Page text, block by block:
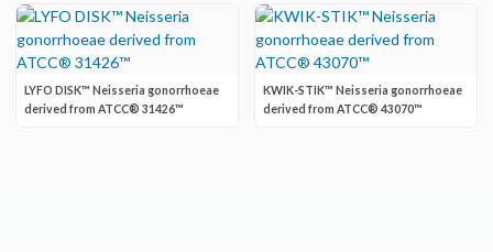
LYFO DISK™ Neisseria gonorrhoeae
derived from ATCC® 31426™
KWIK-STIK™ Neisseria gonorrhoeae
derived from ATCC® 43070™